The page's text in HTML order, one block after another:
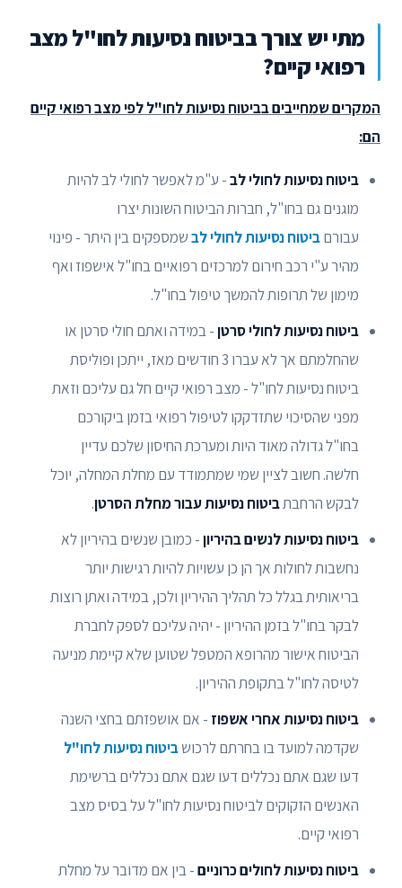
מתי יש צורך בביטוח נסיעות לחו"ל מצב
רפואי קיים?
המקרים שמחייבים בביטוח נסיעות לחו"ל לפי מצב רפואי קיים
הם:
ביטוח נסיעות לחולי לב- ע"מ לאפשר לחולי לב להיות
מוגנים גם בחו"ל, חברות הביטוח השונות יצרו
עבורםביטוח נסיעות לחולי לבשמספקים בין היתר - פינוי
מהיר ע"י רכב חירום למרכזים רפואיים בחו"ל אישפוז ואף
מימון של תרופות להמשך טיפול בחו"ל.
ביטוח נסיעות לחולי סרטן- במידה ואתם חולי סרטן או
שהחלמתם אך לא עברו 3 חודשים מאז, ייתכן ופוליסת
ביטוח נסיעות לחו"ל - מצב רפואי קיים חל גם עליכם וזאת
מפני שהסיכוי שתזדקקו לטיפול רפואי בזמן ביקורכם
בחו"ל גדולה מאוד היות ומערכת החיסון שלכם עדיין
חלשה. חשוב לציין שמי שמתמודד עם מחלת המחלה, יוכל
לבקש הרחבתביטוח נסיעות עבור מחלת הסרטן.
ביטוח נסיעות לנשים בהיריון- כמובן שנשים בהיריון לא
נחשבות לחולות אך הן כן עשויות להיות רגישות יותר
בריאותית בגלל כל תהליך ההיריון ולכן, במידה ואתן רוצות
לבקר בחו"ל בזמן ההיריון - יהיה עליכם לספק לחברת
הביטוח אישור מהרופא המטפל שטוען שלא קיימת מניעה
לטיסה לחו"ל בתקופת ההיריון.
ביטוח נסיעות אחרי אשפוז - אם אושפזתם בחצי השנה
שקדמה למועד בו בחרתם לרכושביטוח נסיעות לחו"ל
דעו שגם אתם נכללים דעו שגם אתם נכללים ברשימת
האנשים הזקוקים לביטוח נסיעות לחו"ל על בסיס מצב
רפואי קיים.
ביטוח נסיעות לחולים כרוניים- בין אם מדובר על מחלת